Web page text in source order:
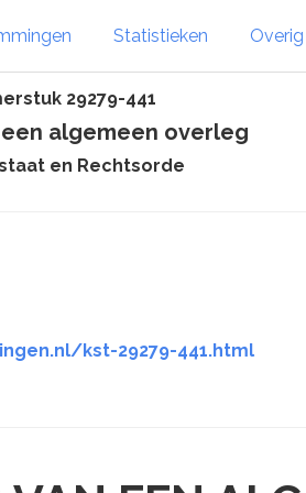
Statistieken
29279-441
algemeen overleg
en Rechtsorde
kst-29279-441.html